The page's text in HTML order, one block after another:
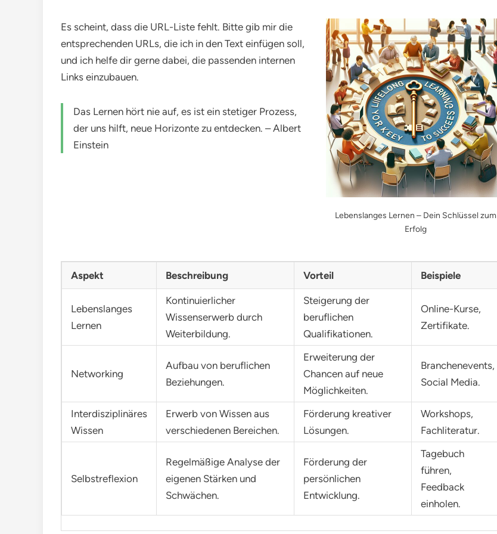
Lebenslanges Lernen – Dein Schlüssel zum
Erfolg
Es scheint, dass die URL-Liste fehlt. Bitte gib mir die
entsprechenden URLs, die ich in den Text einfügen soll,
und ich helfe dir gerne dabei, die passenden internen
Links einzubauen.
Das Lernen hört nie auf, es ist ein stetiger Prozess,
der uns hilft, neue Horizonte zu entdecken. – Albert
Einstein
Aspekt Beschreibung Vorteil Beispiele
Lebenslanges
Lernen
Kontinuierlicher
Wissenserwerb durch
Weiterbildung.
Steigerung der
beruflichen
Qualifikationen.
Online-Kurse,
Zertifikate.
Networking
Aufbau von beruflichen
Beziehungen.
Erweiterung der
Chancen auf neue
Möglichkeiten.
Branchenevents,
Social Media.
Interdisziplinäres
Wissen
Erwerb von Wissen aus
verschiedenen Bereichen.
Förderung kreativer
Lösungen.
Workshops,
Fachliteratur.
Selbstreflexion
Regelmäßige Analyse der
eigenen Stärken und
Schwächen.
Förderung der
persönlichen
Entwicklung.
Tagebuch
führen,
Feedback
einholen.